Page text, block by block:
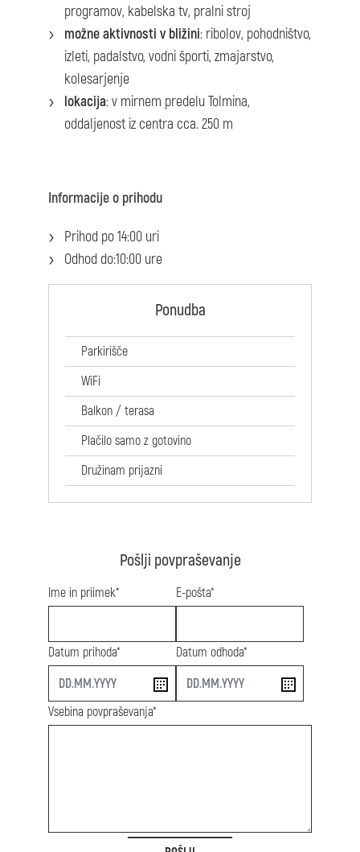
programov, kabelska tv, pralni stroj
možne aktivnosti v bližini: ribolov, pohodništvo,
izleti, padalstvo, vodni športi, zmajarstvo,
kolesarjenje
lokacija: v mirnem predelu Tolmina,
oddaljenost iz centra cca. 250 m
Informacije o prihodu
Prihod po 14:00 uri
Odhod do:10:00 ure
Ponudba
Parkirišče
WiFi
Balkon / terasa
Plačilo samo z gotovino
Družinam prijazni
Pošlji povpraševanje
Ime in priimek* E-pošta*
Datum prihoda*
start
Datum odhoda*
end
Vsebina povpraševanja*